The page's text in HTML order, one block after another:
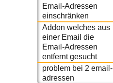
Email-Adressen
einschränken
Addon welches aus
einer Email die
Email-Adressen
entfernt gesucht
problem bei 2 email-
adressen